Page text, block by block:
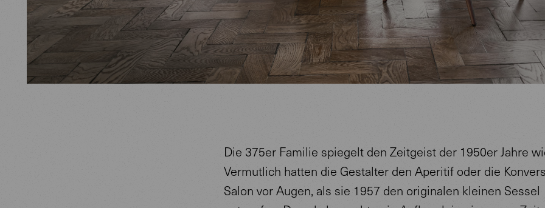
Die 375er Familie spiegelt den Zeitgeist der 1950er Jahre
Vermutlich hatten die Gestalter den Aperitif oder die
Salon vor Augen, als sie 1957 den originalen kleinen Sessel